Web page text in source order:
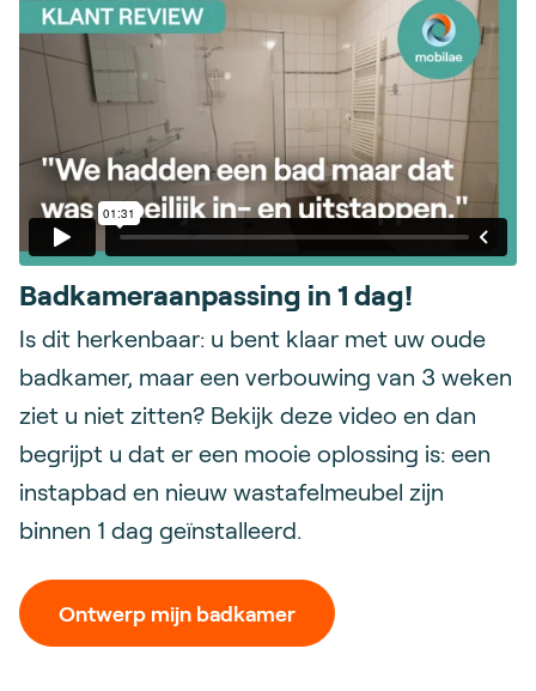
Badkameraanpassing in 1 dag!
Is dit herkenbaar: u bent klaar met uw oude
badkamer, maar een verbouwing van 3 weken
ziet u niet zitten? Bekijk deze video en dan
begrijpt u dat er een mooie oplossing is: een
instapbad en nieuw wastafelmeubel zijn
binnen 1 dag geïnstalleerd.
Ontwerp mijn badkamer